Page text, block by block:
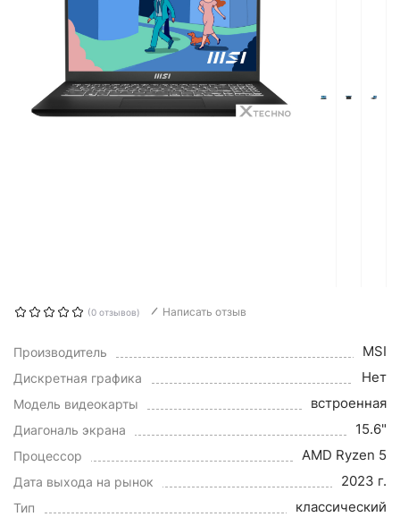
(0 отзывов) Написать отзыв
Производитель MSI
Дискретная графика Нет
Модель видеокарты встроенная
Диагональ экрана 15.6"
Процессор AMD Ryzen 5
Дата выхода на рынок 2023 г.
Тип классический